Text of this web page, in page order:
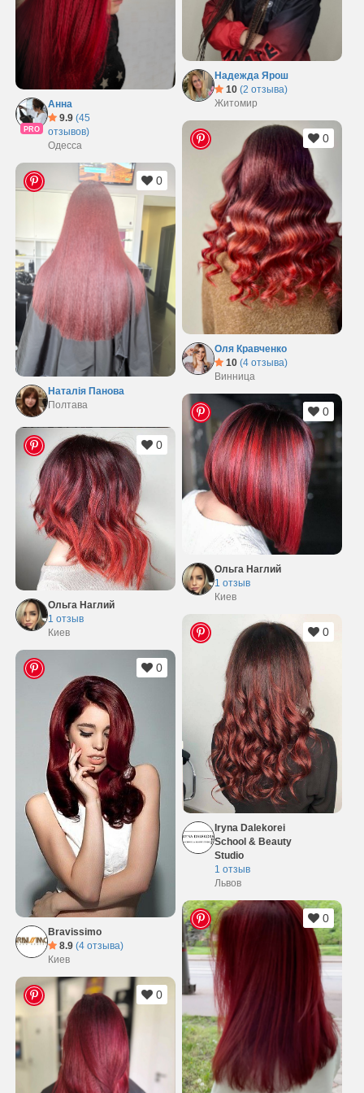
нового стиля. Бордовый цвет подчеркнет вашу уверенность и
создаст яркий, запоминающийся образ.
Надежда Ярош
10 (2 отзыва)
Житомир
PRO
Анна
9.9 (45
отзывов)
Одесса
Оля Кравченко
10 (4 отзыва)
Винница
0
Наталія Панова
Полтава
0
Ольга Наглий
1 отзыв
Киев
0
Ольга Наглий
1 отзыв
Киев
0
Iryna Dalekorei
School & Beauty
Studio
1 отзыв
Львов
0
Bravissimo
8.9 (4 отзыва)
Киев
0
0
0